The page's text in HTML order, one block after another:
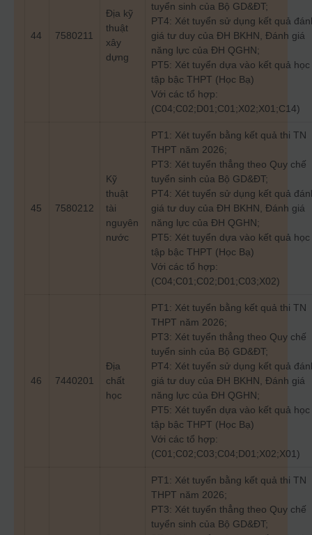
44 7580211
Địa kỹ
thuật
xây
dựng
tuyển sinh của Bộ GD&ĐT;
PT4: Xét tuyển sử dụng kết quả
giá tư duy của ĐH BKHN, Đánh giá
năng lực của ĐH QGHN;
PT5: Xét tuyển dựa vào kết quả học
tập bậc THPT (Học Bạ)
Với các tổ hợp:
(C04;C02;D01;C01;X02;X01;C14)
45 7580212
Kỹ
thuật
tài
nguyên
nước
PT1: Xét tuyển bằng kết quả thi TN
THPT năm 2026;
PT3: Xét tuyển thẳng theo Quy chế
tuyển sinh của Bộ GD&ĐT;
PT4: Xét tuyển sử dụng kết quả
giá tư duy của ĐH BKHN, Đánh giá
năng lực của ĐH QGHN;
PT5: Xét tuyển dựa vào kết quả học
tập bậc THPT (Học Bạ)
Với các tổ hợp:
(C04;C01;C02;D01;C03;X02)
46 7440201
Địa
chất
học
PT1: Xét tuyển bằng kết quả thi TN
THPT năm 2026;
PT3: Xét tuyển thẳng theo Quy chế
tuyển sinh của Bộ GD&ĐT;
PT4: Xét tuyển sử dụng kết quả
giá tư duy của ĐH BKHN, Đánh giá
năng lực của ĐH QGHN;
PT5: Xét tuyển dựa vào kết quả học
tập bậc THPT (Học Bạ)
Với các tổ hợp:
(C01;C02;C03;C04;D01;X02;X01)
PT1: Xét tuyển bằng kết quả thi TN
THPT năm 2026;
PT3: Xét tuyển thẳng theo Quy chế
tuyển sinh của Bộ GD&ĐT;